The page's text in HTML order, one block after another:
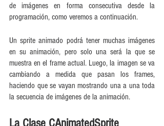
de imágenes en forma consecutiva desde la
programación, como veremos a continuación.
Un sprite animado podrá tener muchas imágenes
en su animación, pero solo una será la que se
muestra en el frame actual. Luego, la imagen se va
cambiando a medida que pasan los frames,
haciendo que se vayan mostrando una a una toda
la secuencia de imágenes de la animación.
La Clase CAnimatedSprite